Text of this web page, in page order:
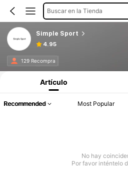
Buscar en la Tienda
Simple Sport
4.95
129 Recompra
Artículo
Recommended Most Popular
No hay
Por favor inténtelo